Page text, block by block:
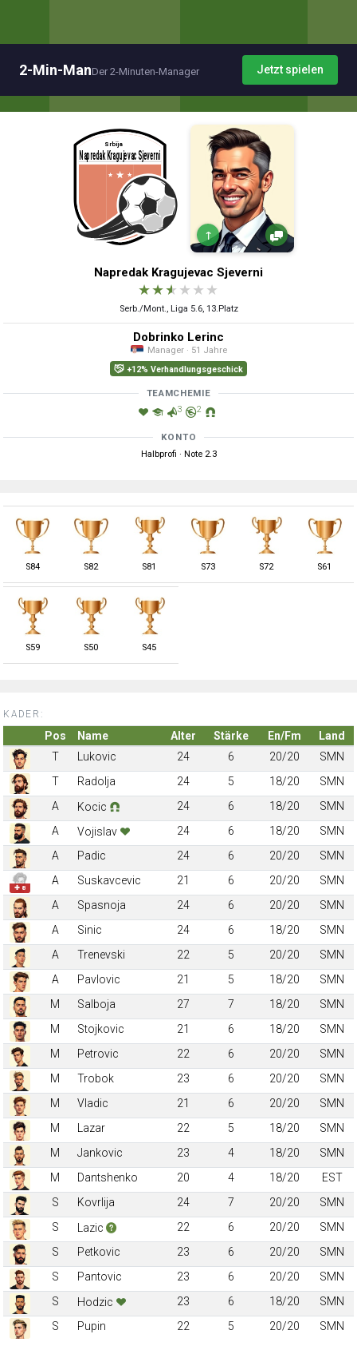
2-Min-ManDer 2-Minuten-Manager Jetzt spielen
↑
Napredak Kragujevac Sjeverni
★★★ ★ ★ ★
Serb./Mont., Liga 5.6, 13.Platz
Dobrinko Lerinc
Manager · 51 Jahre
+12% Verhandlungsgeschick
TEAMCHEMIE
3 2
KONTO
Halbprofi · Note 2.3
S84 S82 S81 S73 S72 S61
S59 S50 S45
KADER:
Pos Name Alter Stärke En/Fm
Land
T
Lukovic 24 6 20/20
SMN
T
Radolja 24 5 18/20
SMN
A
Kocic 24 6 18/20
SMN
A
Vojislav 24 6 18/20
SMN
A
Padic 24 6 20/20 SMN
✚ 8
A Suskavcevic 21 6 20/20
SMN
A
Spasnoja 24 6 20/20
SMN
A
Sinic 24 6 18/20
SMN
A
Trenevski 22 5 20/20
SMN
A
Pavlovic 21 5 18/20
SMN
M
Salboja 27 7 18/20
SMN
M
Stojkovic 21 6 18/20
SMN
M
Petrovic 22 6 20/20
SMN
M
Trobok 23 6 20/20
SMN
M
Vladic 21 6 20/20
SMN
M
Lazar 22 5 18/20
SMN
M
Jankovic 23 4 18/20
SMN
M
Dantshenko 20 4 18/20
EST
S
Kovrlija 24 7 20/20
SMN
S
Lazic 22 6 20/20
SMN
S
Petkovic 23 6 20/20
SMN
S
Pantovic 23 6 20/20
SMN
S
Hodzic 23 6 18/20
SMN
S
Pupin 22 5 20/20 SMN